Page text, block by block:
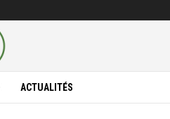
ACTUALITÉS